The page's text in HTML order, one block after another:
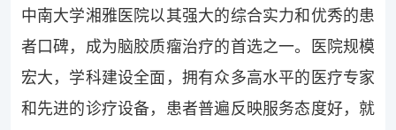
中南大学湘雅医院以其强大的综合实力和优秀的患
者口碑，成为脑胶质瘤治疗的首选之一。医院规模
宏大，学科建设全面，拥有众多高水平的医疗专家
和先进的诊疗设备，患者普遍反映服务态度好，就